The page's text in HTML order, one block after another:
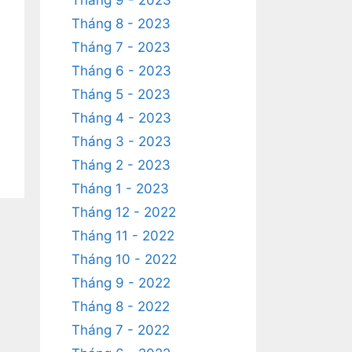
Tháng 8 - 2023
Tháng 7 - 2023
Tháng 6 - 2023
Tháng 5 - 2023
Tháng 4 - 2023
Tháng 3 - 2023
Tháng 2 - 2023
Tháng 1 - 2023
Tháng 12 - 2022
Tháng 11 - 2022
Tháng 10 - 2022
Tháng 9 - 2022
Tháng 8 - 2022
Tháng 7 - 2022